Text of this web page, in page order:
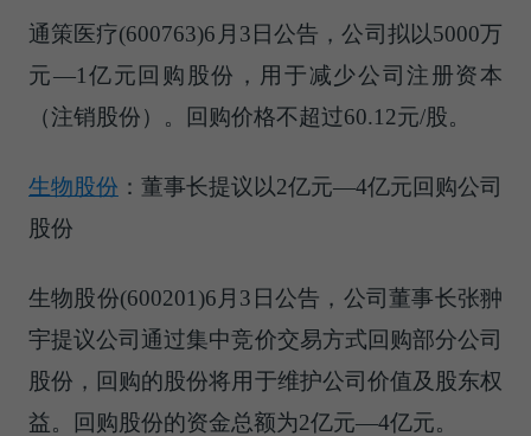
通策医疗(600763)6月3日公告，公司拟以5000万
元—1亿元回购股份，用于减少公司注册资本
（注销股份）。回购价格不超过60.12元/股。
生物股份 ：董事长提议以2亿元—4亿元回购公司
股份
生物股份(600201)6月3日公告，公司董事长张翀
宇提议公司通过集中竞价交易方式回购部分公司
股份，回购的股份将用于维护公司价值及股东权
益。回购股份的资金总额为2亿元—4亿元。